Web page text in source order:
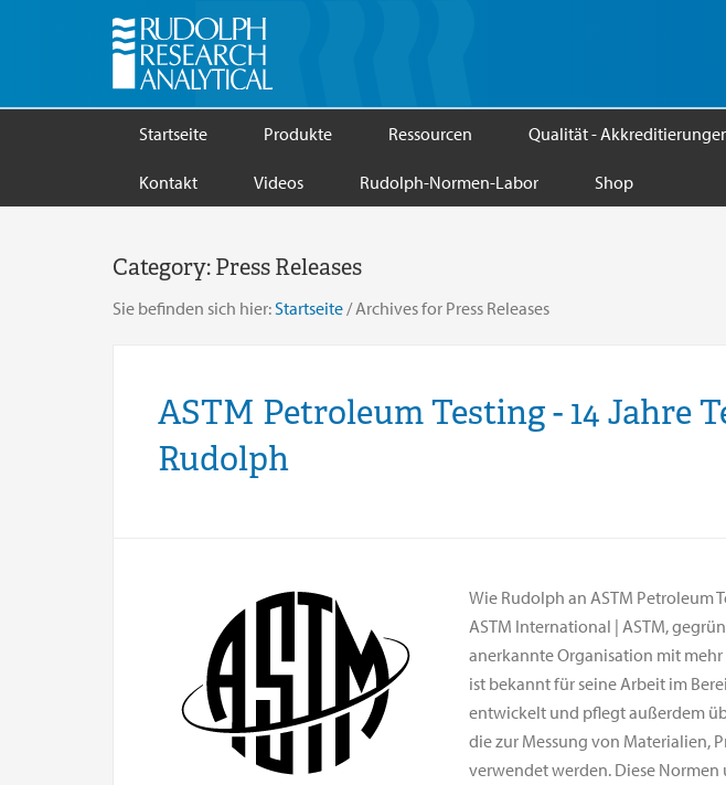
Startseite Produkte Ressourcen Qualität -
Kontakt Videos Rudolph-Normen-Labor Shop
Category:Press Releases
Sie befinden sich hier: Startseite /Archives for Press Releases
ASTM Petroleum Testing - 14 Jahre
Rudolph
Wie Rudolph an ASTM Petroleum
ASTM International | ASTM,
anerkannte Organisation mit mehr
ist bekannt für seine Arbeit im
entwickelt und pflegt außerdem
die zur Messung von Materialien,
verwendet werden. Diese Normen